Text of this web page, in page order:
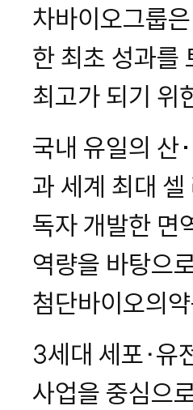
차바이오그룹
한 최초 성과를
최고가 되기 위
국내 유일의
과 세계 최대 셀
독자 개발한 면
역량을 바탕으
첨단바이오의
3세대 세포∙유
사업을 중심으